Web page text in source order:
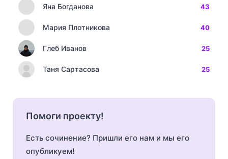
Яна Богданова 43
Мария Плотникова 40
Глеб Иванов 25
Таня Сартасова 25
Помоги проекту!
Есть сочинение? Пришли его нам и мы его
опубликуем!